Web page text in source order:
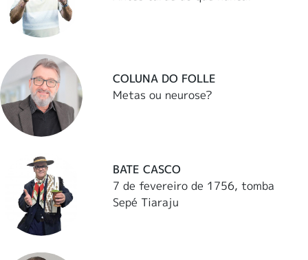
COLUNA DO FOLLE
Metas ou neurose?
BATE CASCO
7 de fevereiro de 1756, tomba
Sepé Tiaraju